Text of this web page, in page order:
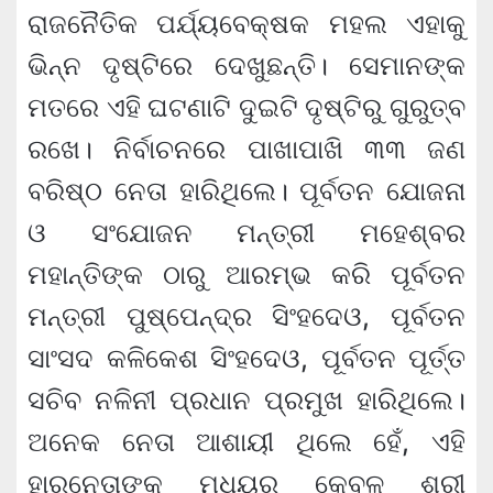
ରାଜନୈତିକ ପର୍ଯ୍ୟବେକ୍ଷକ ମହଲ ଏହାକୁ
ଭିନ୍ନ ଦୃଷ୍ଟିରେ ଦେଖୁଛନ୍ତି। ସେମାନଙ୍କ
ମତରେ ଏହି ଘଟଣାଟି ଦୁଇଟି ଦୃଷ୍ଟିରୁ ଗୁରୁତ୍ବ
ରଖେ। ନିର୍ବାଚନରେ ପାଖାପାଖି ୩୩ ଜଣ
ବରିଷ୍ଠ ନେତା ହାରିଥିଲେ। ପୂର୍ବତନ ଯୋଜନା
ଓ ସଂଯୋଜନ ମନ୍ତ୍ରୀ ମହେଶ୍ବର
ମହାନ୍ତିଙ୍କ ଠାରୁ ଆରମ୍ଭ କରି ପୂର୍ବତନ
ମନ୍ତ୍ରୀ ପୁଷ୍ପେନ୍ଦ୍ର ସିଂହଦେଓ, ପୂର୍ବତନ
ସାଂସଦ କଳିକେଶ ସିଂହଦେଓ, ପୂର୍ବତନ ପୂର୍ତ୍ତ
ସଚିବ ନଳିନୀ ପ୍ରଧାନ ପ୍ରମୁଖ ହାରିଥିଲେ।
ଅନେକ ନେତା ଆଶାୟୀ ଥିଲେ ହେଁ, ଏହି
ହାରୁନେତାଙ୍କ ମଧ୍ୟରୁ କେବଳ ଶ୍ରୀ